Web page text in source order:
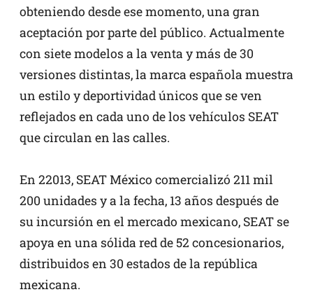
obteniendo desde ese momento, una gran
aceptación por parte del público. Actualmente
con siete modelos a la venta y más de 30
versiones distintas, la marca española muestra
un estilo y deportividad únicos que se ven
reflejados en cada uno de los vehículos SEAT
que circulan en las calles.
En 22013, SEAT México comercializó 211 mil
200 unidades y a la fecha, 13 años después de
su incursión en el mercado mexicano, SEAT se
apoya en una sólida red de 52 concesionarios,
distribuidos en 30 estados de la república
mexicana.